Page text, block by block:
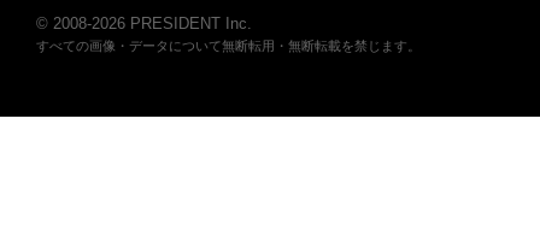
© 2008-2026 PRESIDENT Inc.
すべての画像・データについて無断転用・無断転載を禁じます。